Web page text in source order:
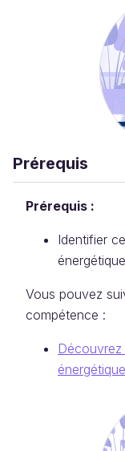
Prérequis
Prérequis :
Identifier
Vous pouvez
compétence :
énergétique